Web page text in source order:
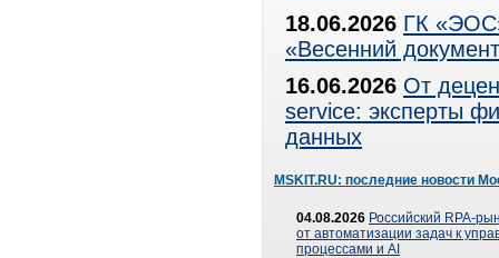
18.06.2026 ГК
«Весенний
16.06.2026 От
service: эксперты
данных
MSKIT.RU: последние новости
04.08.2026 Российский RPA-
от автоматизации задач к
процессами и AI